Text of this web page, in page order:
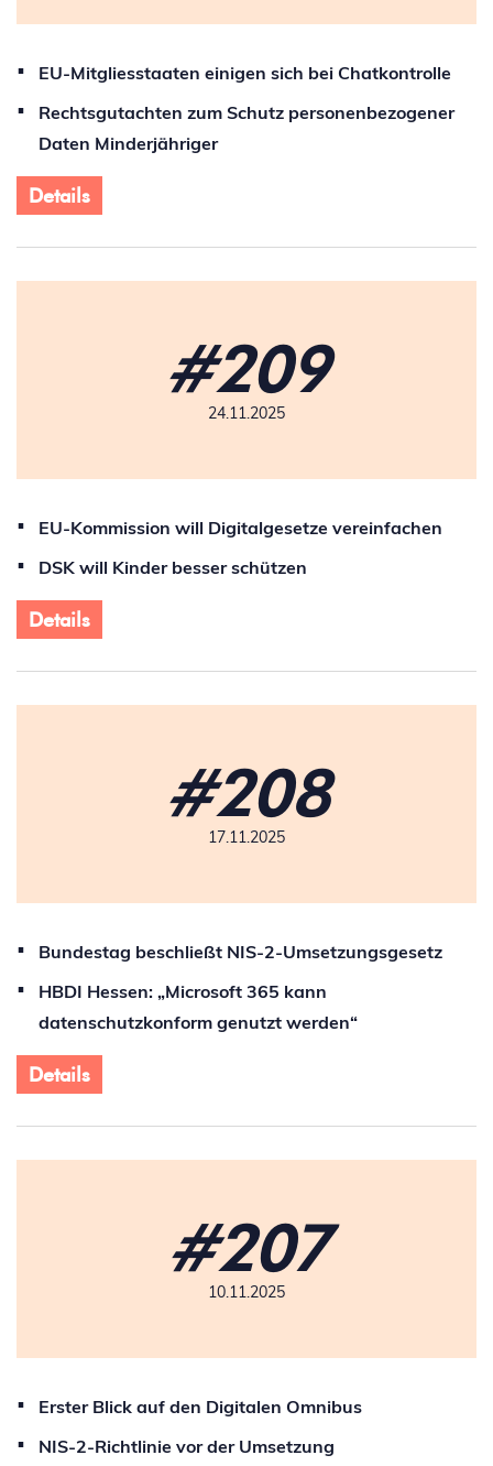
EU-Mitgliesstaaten einigen sich bei Chatkontrolle
Rechtsgutachten zum Schutz personenbezogener
Daten Minderjähriger
Details
#209
24.11.2025
EU-Kommission will Digitalgesetze vereinfachen
DSK will Kinder besser schützen
Details
#208
17.11.2025
Bundestag beschließt NIS-2-Umsetzungsgesetz
HBDI Hessen: „Microsoft 365 kann
datenschutzkonform genutzt werden“
Details
#207
10.11.2025
Erster Blick auf den Digitalen Omnibus
NIS-2-Richtlinie vor der Umsetzung